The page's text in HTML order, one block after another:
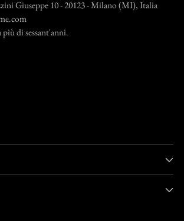
Giuseppe 10 - 20123 - Milano (MI), Italia
di sessant'anni.